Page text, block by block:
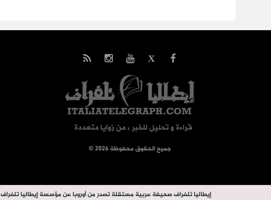
© جميع الحقوق محفوظة 2026
إيطاليا تلغراف صحيفة عربية مستقلة تصدر من أوروبا عن مؤسسة إيطاليا تلغراف